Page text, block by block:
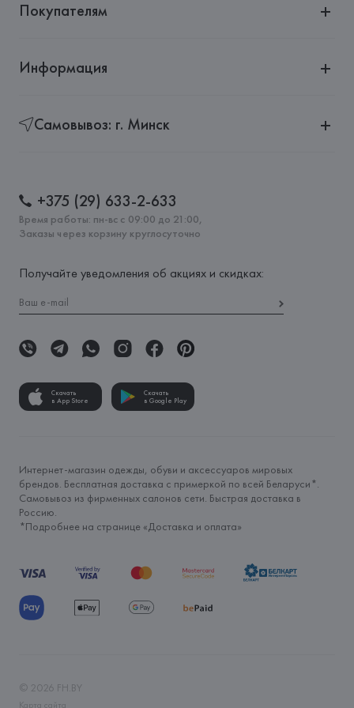
Покупателям
Информация
Самовывоз: г. Минск
+375 (29) 633-2-633
Время работы: пн-вс с 09:00 до 21:00,
Заказы через корзину круглосуточно
Получайте уведомления об акциях и скидках:
Скачать
в App Store
Скачать
в Google Play
Интернет-магазин одежды, обуви и аксессуаров мировых
брендов. Бесплатная доставка с примеркой по всей Беларуси*.
Самовывоз из фирменных салонов сети. Быстрая доставка в
Россию.
*Подробнее на странице «Доставка и оплата»
© 2026 FH.BY
Карта сайта